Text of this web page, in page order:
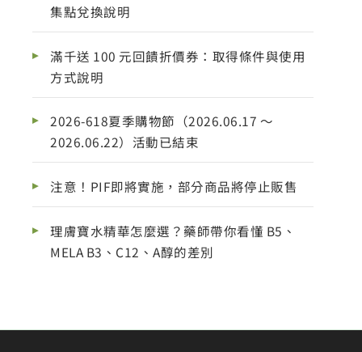
集點兌換說明
滿千送 100 元回饋折價券：取得條件與使用
方式說明
2026-618夏季購物節（2026.06.17 ～
2026.06.22）活動已結束
注意！PIF即將實施，部分商品將停止販售
理膚寶水精華怎麼選？藥師帶你看懂 B5、
MELA B3、C12、A醇的差別